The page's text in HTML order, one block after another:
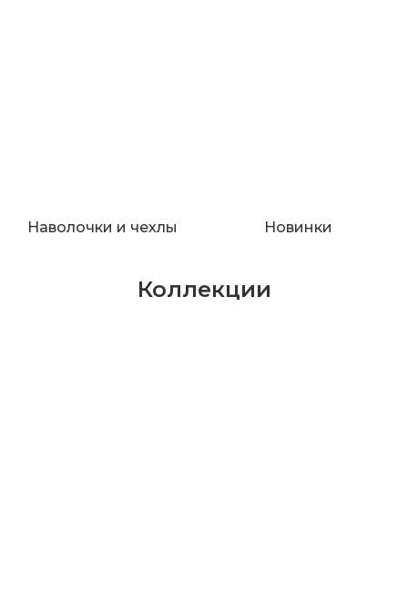
Наволочки и чехлы Новинки
Коллекции